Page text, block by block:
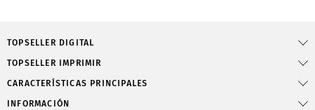
TOPSELLER DIGITAL
TOPSELLER IMPRIMIR
CARACTERÍSTICAS PRINCIPALES
INFORMACIÓN